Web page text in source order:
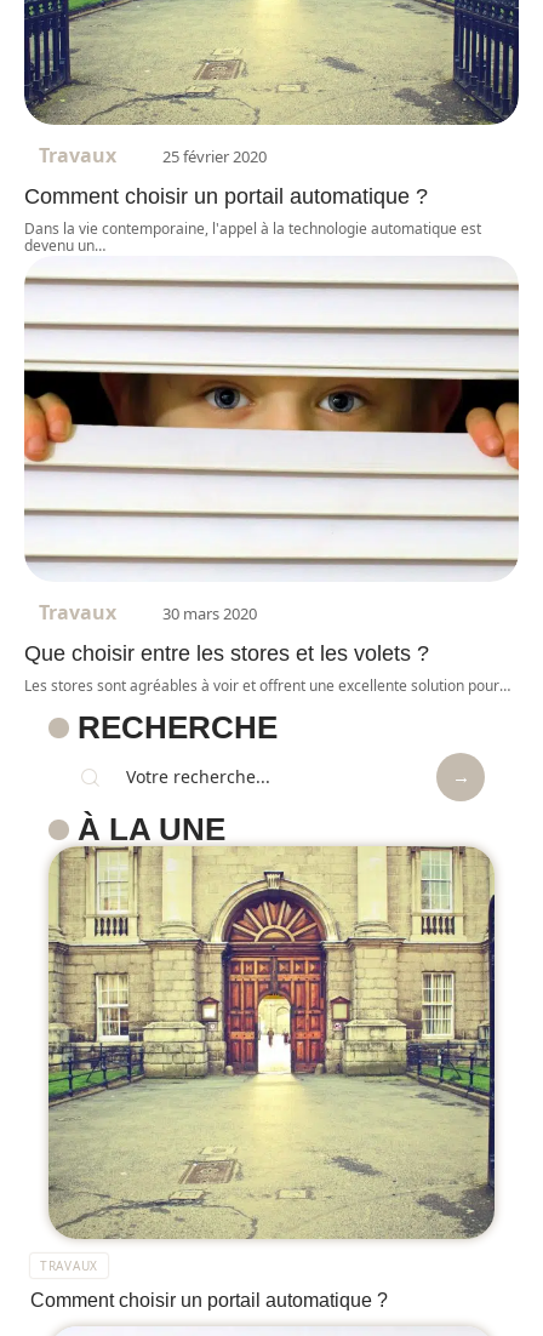
Travaux 25 février 2020
Comment choisir un portail automatique ?
Dans la vie contemporaine, l'appel à la technologie automatique est
devenu un…
Travaux 30 mars 2020
Que choisir entre les stores et les volets ?
Les stores sont agréables à voir et offrent une excellente solution pour…
RECHERCHE
À LA UNE
TRAVAUX
Comment choisir un portail automatique ?